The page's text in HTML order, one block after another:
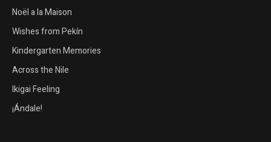
Noël a la Maison
Wishes from Pekín
Kindergarten Memories
Across the Nile
Ikigai Feeling
¡Ándale!